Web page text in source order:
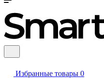
Избранные товары 0